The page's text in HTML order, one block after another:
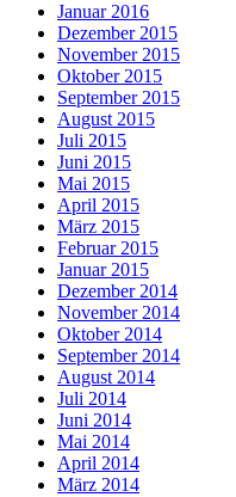
Januar 2016
Dezember 2015
November 2015
Oktober 2015
September 2015
August 2015
Juli 2015
Juni 2015
Mai 2015
April 2015
März 2015
Februar 2015
Januar 2015
Dezember 2014
November 2014
Oktober 2014
September 2014
August 2014
Juli 2014
Juni 2014
Mai 2014
April 2014
März 2014